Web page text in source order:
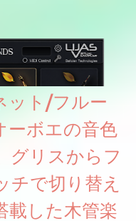
ット/フルー
ーボエの音色
グリスからフ
チで切り替え
載した木管楽